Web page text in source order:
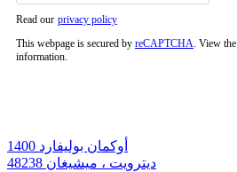
Read our privacy policy
This webpage is secured by reCAPTCHA. View the
information.
1400 أوكمان بوليفارد
ديترويت ، ميشيغان 48238